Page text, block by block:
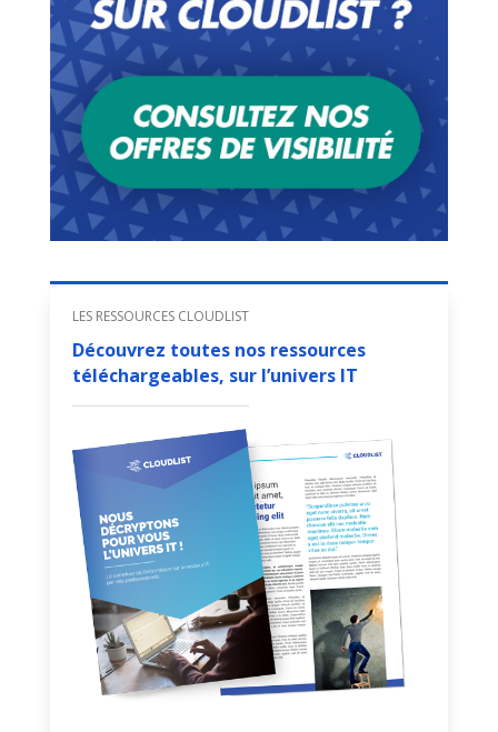
LES RESSOURCES CLOUDLIST
Découvrez toutes nos ressources
téléchargeables, sur l’univers IT